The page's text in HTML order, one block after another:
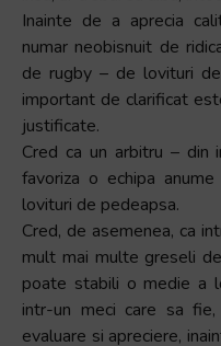
Inainte de a aprecia
numar neobisnuit de
de rugby – de lovituri
important de clarificat
justificate.
Cred ca un arbitru – din
favoriza o echipa
lovituri de pedeapsa.
Cred, de asemenea, ca
mult mai multe greseli
poate stabili o medie a
intr-un meci care sa
evaluare si apreciere,